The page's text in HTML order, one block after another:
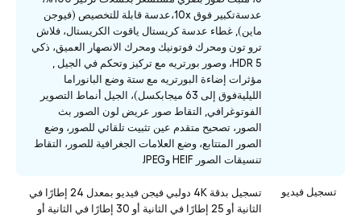
عدسةتكبير فوق 10x،عدسة قابلة للتخصيص (فيوجن
ماين), غطاء عدسة كريستال ياقوت الكريستال، فلاش
ترو تون ومحرك فوتونيك ومحرك الانصهار العميق، ذكي
HDR 5، وصور بورتريه مع تركيز وتحكم في الجيل ,
مؤثرات إضاءة البورتريه مع ستة وضع البانوراما
الليليةفوق إلى 63 ميجابكسل)، الجيل أنماط التصوير
الفوتوغرافي, التقاط صور عريض لون الصور بث
الصور، تصحيح متقدم عين تثبيت تلقائي للصور، وضع
الصور المتتابع، وضع العلامات الجغرافية للصور، التقاط
تنسيقات الصور HEIF وJPEG
تسجيل فيديو
تسجيل بدقة 4K دولبي فيجن فيديو بمعدل 24 إطارًا في
الثانية أو 25 إطارًا في الثانية أو 30 إطارًا في الثانية أو